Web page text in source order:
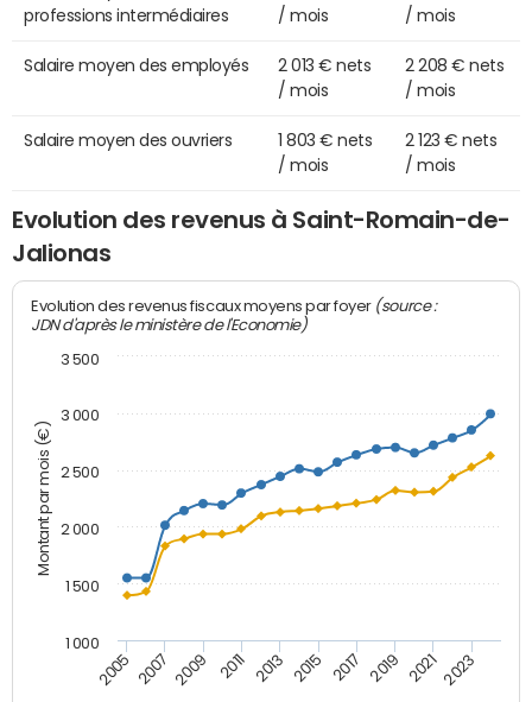
professions intermédiaires
/ mois
/ mois
Salaire moyen des employés
2 013 € nets
/ mois
2 208 € nets
/ mois
Salaire moyen des ouvriers
1 803 € nets
/ mois
2 123 € nets
/ mois
Evolution des revenus à Saint-Romain-de-
Jalionas
Montant par mois (€)
Evolution des revenus fiscaux moyens par foyer (source :
JDN d'après le ministère de l'Economie)
2005 2007 2009 2011 2013 2015 2017 2019 2021 2023
1 000
1 500
2 000
2 500
3 000
3 500